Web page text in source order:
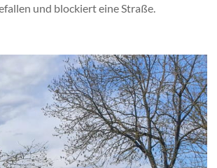
und blockiert eine Straße.